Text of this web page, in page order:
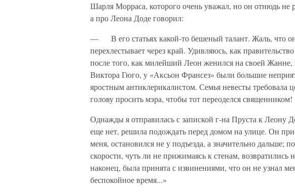
Шарля Морраса, которого очень уважал, но он отнюдь не
а про Леона Доде говорил:
— В его статьях какой-то бешеный талант. Жаль, что он
перехлестывает через край. Удивляюсь, как
после того, как милейший Леон женился на своей Жанне,
Виктора Гюго, у «Аксьон Франсез» были большие
яростным антиклерикалистом. Семья невесты требовала
голову просить мэра, чтобы тот переоделся священником!
Однажды я отправилась с запиской г-на Пруста к Леону
еще нет, решила подождать перед домом на улице. Он
меня, остановился не у подъезда, а значительно дальше;
скорости, чуть ли не прижимаясь к стенам, возвратились
наконец, была принята с извинениями, что он не узнал
беспокойное время...»